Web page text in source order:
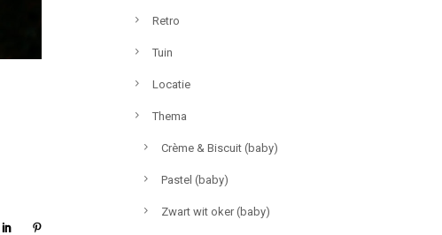
Retro
Tuin
Locatie
Thema
Crème & Biscuit (baby)
Pastel (baby)
Zwart wit oker (baby)